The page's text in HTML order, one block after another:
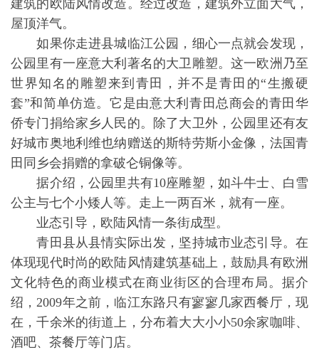
建筑的欧陆风情改造。经过改造，建筑外立面大气，
屋顶洋气。
如果你走进县城临江公园，细心一点就会发现，
公园里有一座意大利著名的大卫雕塑。这一欧洲乃至
世界知名的雕塑来到青田，并不是青田的“生搬硬
套”和简单仿造。它是由意大利青田总商会的青田华
侨专门捐给家乡人民的。除了大卫外，公园里还有友
好城市奥地利维也纳赠送的斯特劳斯小金像，法国青
田同乡会捐赠的拿破仑铜像等。
据介绍，公园里共有10座雕塑，如斗牛士、白雪
公主与七个小矮人等。走上一两百米，就有一座。
业态引导，欧陆风情一条街成型。
青田县从县情实际出发，坚持城市业态引导。在
体现现代时尚的欧陆风情建筑基础上，鼓励具有欧洲
文化特色的商业模式在商业街区的合理布局。据介
绍，2009年之前，临江东路只有寥寥几家西餐厅，现
在，千余米的街道上，分布着大大小小50余家咖啡、
酒吧、茶餐厅等门店。